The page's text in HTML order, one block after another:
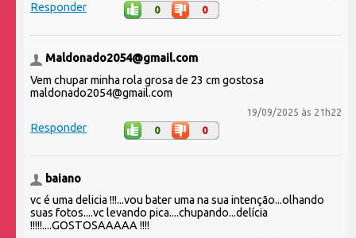
Responder 0 0
Maldonado2054@gmail.com
Vem chupar minha rola grosa de 23 cm gostosa
maldonado2054@gmail.com
19/09/2025 às 21h22
Responder 0 0
baiano
vc é uma delicia !!!...vou bater uma na sua intenção...olhando
suas fotos....vc levando pica....chupando...delícia
!!!!!....GOSTOSAAAAA !!!!